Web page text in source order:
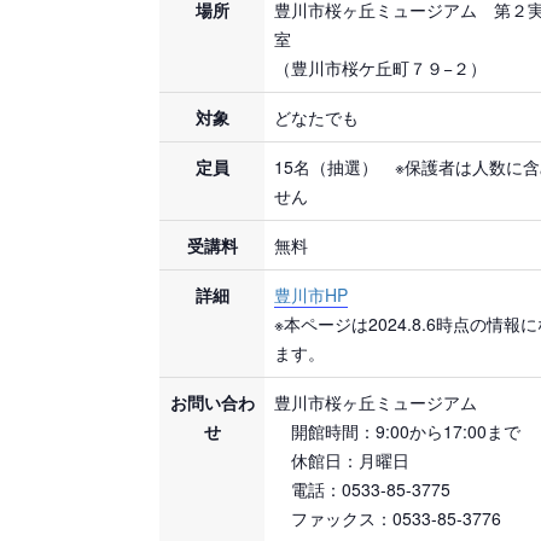
場所
豊川市桜ヶ丘ミュージアム 第２
室
（豊川市桜ケ丘町７９−２）
対象 どなたでも
定員
15名（抽選） ※保護者は人数に含
せん
受講料 無料
詳細
豊川市HP
※本ページは2024.8.6時点の情報に
ます。
お問い合わ
せ
豊川市桜ヶ丘ミュージアム
開館時間：9:00から17:00まで
休館日：月曜日
電話：0533-85-3775
ファックス：0533-85-3776